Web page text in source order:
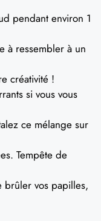
pendant environ 1
à ressembler à un
créativité !
si vous vous
ce mélange sur
Tempête de
brûler vos papilles,